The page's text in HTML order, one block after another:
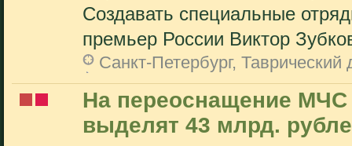
Создавать специальные
премьер России Виктор
Санкт-Петербург, Таврический
На переоснащение МЧС
выделят 43 млрд.